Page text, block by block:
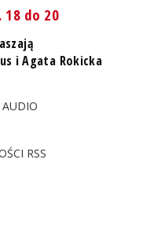
18 do 20
i Agata Rokicka
RSS